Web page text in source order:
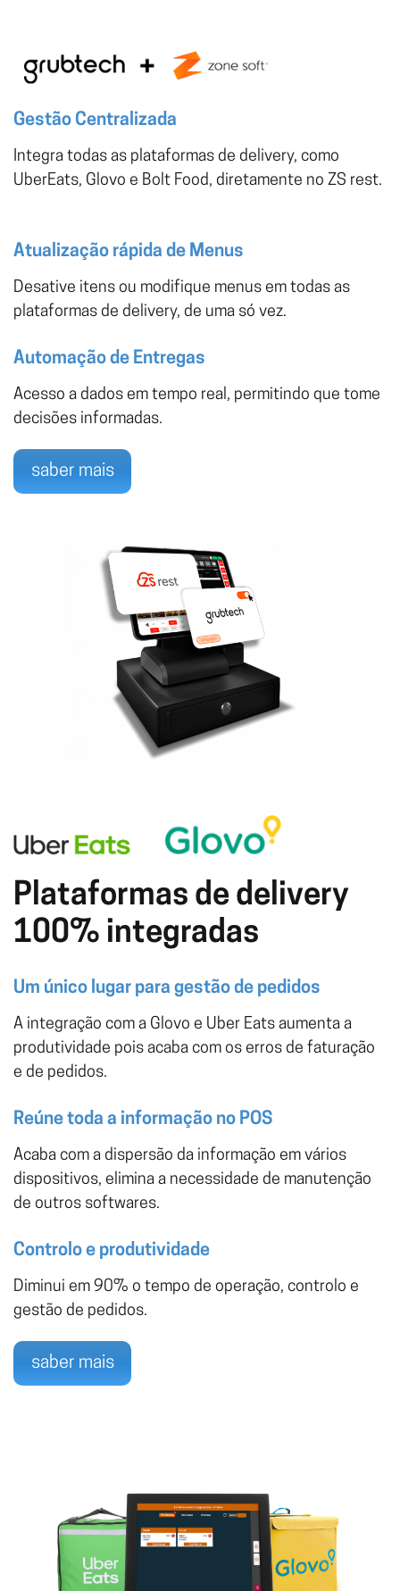
Gestão Centralizada
Integra todas as plataformas de delivery, como
UberEats, Glovo e Bolt Food, diretamente no ZS rest.
Atualização rápida de Menus
Desative itens ou modifique menus em todas as
plataformas de delivery, de uma só vez.
Automação de Entregas
Acesso a dados em tempo real, permitindo que tome
decisões informadas.
saber mais
Plataformas de delivery
100% integradas
Um único lugar para gestão de pedidos
A integração com a Glovo e Uber Eats aumenta a
produtividade pois acaba com os erros de faturação
e de pedidos.
Reúne toda a informação no POS
Acaba com a dispersão da informação em vários
dispositivos, elimina a necessidade de manutenção
de outros softwares.
Controlo e produtividade
Diminui em 90% o tempo de operação, controlo e
gestão de pedidos.
saber mais